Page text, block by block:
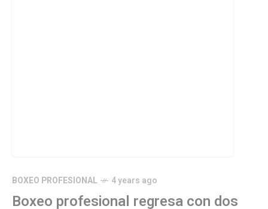
BOXEO PROFESIONAL 4 years ago
Boxeo profesional regresa con dos